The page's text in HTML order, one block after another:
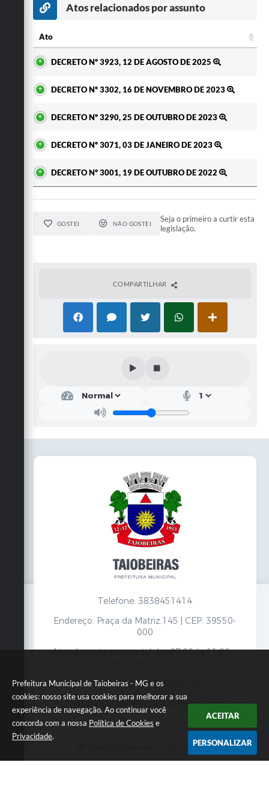
Prefeitura Municipal de Taiobeiras - MG e os
cookies: nosso site usa cookies para melhorar a sua
experiência de navegação. Ao continuar você
concorda com a nossa Política de Cookies e
Privacidade.
ACEITAR
PERSONALIZAR
Atos relacionados por assunto
Ato
DECRETO Nº 3923, 12 DE AGOSTO DE 2025
DECRETO Nº 3302, 16 DE NOVEMBRO DE 2023
DECRETO Nº 3290, 25 DE OUTUBRO DE 2023
DECRETO Nº 3071, 03 DE JANEIRO DE 2023
DECRETO Nº 3001, 19 DE OUTUBRO DE 2022
GOSTEI NÃO GOSTEI
Seja o primeiro a curtir esta
legislação.
COMPARTILHAR
Telefone: 3838451414
Endereço: Praça da Matriz,145 | CEP: 39550-
000
Atendimento presencial das 07:00 às 11:00 e
CNPJ: 18.017.384/0001-10
Prefeitura Municipal de Taiobeiras - MG
3.5.3 - 19/06/2026